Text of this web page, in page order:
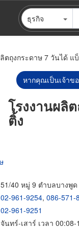
ธุรกิจ
ตถุงกระดาษ 7 วันได้
หากคุณเป็นเจ้าข
โรงงานผลิ
ติ้ง
51/40 หมู่ 9 ตำบลบางพู
02-961-9254, 086-571-
02-961-9251
จันทร์-เสาร์ เวลา 00:08-